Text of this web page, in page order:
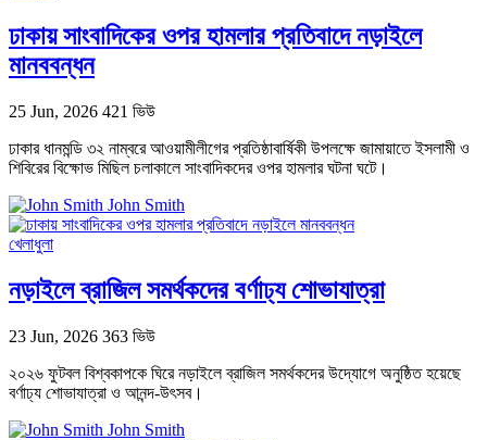
ঢাকায় সাংবাদিকের ওপর হামলার প্রতিবাদে নড়াইলে
মানববন্ধন
25 Jun, 2026 421 ভিউ
ঢাকার ধানমন্ডি ৩২ নাম্বরে আওয়ামীলীগের প্রতিষ্ঠাবার্ষিকী উপলক্ষে জামায়াতে ইসলামী ও
শিবিরের বিক্ষোভ মিছিল চলাকালে সাংবাদিকদের ওপর হামলার ঘটনা ঘটে।
John Smith
খেলাধুলা
নড়াইলে ব্রাজিল সমর্থকদের বর্ণাঢ্য শোভাযাত্রা
23 Jun, 2026 363 ভিউ
২০২৬ ফুটবল বিশ্বকাপকে ঘিরে নড়াইলে ব্রাজিল সমর্থকদের উদ্যোগে অনুষ্ঠিত হয়েছে
বর্ণাঢ্য শোভাযাত্রা ও আনন্দ-উৎসব।
John Smith